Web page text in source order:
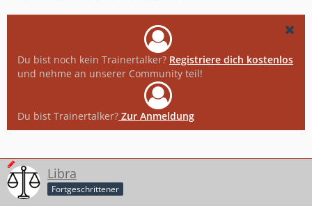
Du bist noch kein Trainertalker? Registriere dich kostenlos
und nehme an unserer Community teil!
Du bist Trainertalker? Zur Anmeldung
Libra
Fortgeschrittener